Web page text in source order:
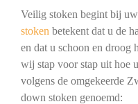
Veilig stoken begint bij
stoken betekent dat u de
en dat u schoon en droog
wij stap voor stap uit hoe
volgens de omgekeerde
down stoken genoemd: